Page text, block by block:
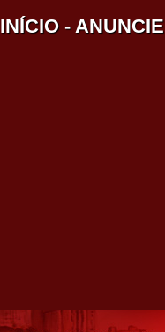
INÍCIO -ANUNCIE